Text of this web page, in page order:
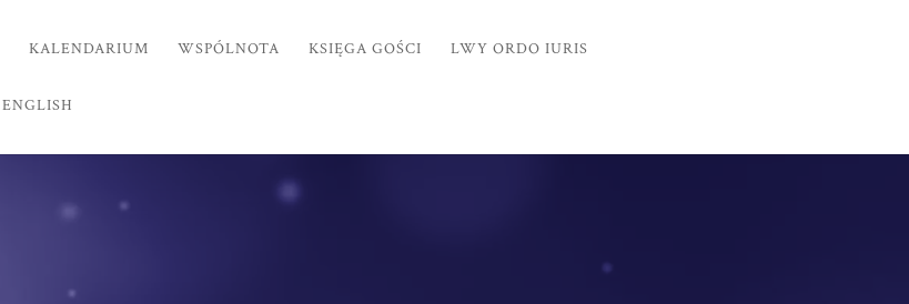
KALENDARIUM WSPÓLNOTA KSIĘGA GOŚCI LWY ORDO IURIS
ENGLISH